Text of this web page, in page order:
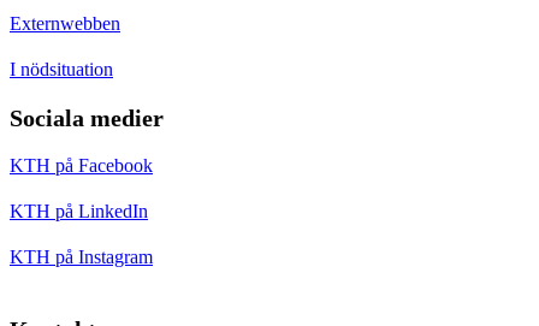
Externwebben
I nödsituation
Sociala medier
KTH på Facebook
KTH på LinkedIn
KTH på Instagram